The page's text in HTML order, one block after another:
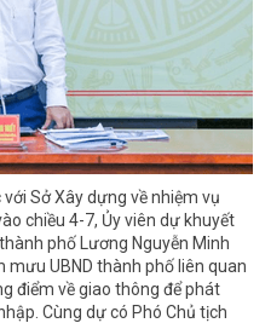
Sở Xây dựng về nhiệm vụ
chiều 4-7, Ủy viên dự khuyết
phố Lương Nguyễn Minh
UBND thành phố liên quan
điểm về giao thông để phát
Cùng dự có Phó Chủ tịch